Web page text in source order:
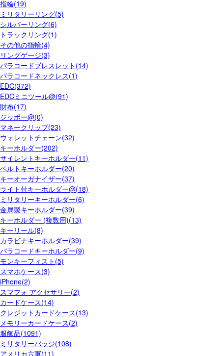
指輪(19)
ミリタリーリング(5)
シルバーリング(6)
トラックリング(1)
その他の指輪(4)
リングゲージ(3)
パラコードブレスレット(14)
パラコードネックレス(1)
EDC(372)
EDCミニツール@(91)
財布(17)
ジッポー@(0)
マネークリップ(23)
ウォレットチェーン(32)
キーホルダー(202)
サイレントキーホルダー(11)
ベルトキーホルダー(20)
キーオーガナイザー(37)
ライト付キーホルダー@(18)
ミリタリーキーホルダー(6)
金属製キーホルダー(39)
キーホルダー (複数用)(13)
キーリール(8)
カラビナキーホルダー(39)
パラコードキーホルダー(9)
モンキーフィスト(5)
スマホケース(3)
iPhone(2)
スマフォ アクセサリー(2)
カードケース(14)
クレジットカードケース(13)
メモリーカードケース(2)
服飾品(1091)
ミリタリーバッジ(108)
アメリカ六軍(11)